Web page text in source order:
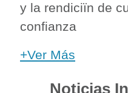
y la rendiciïn de
confianza
+Ver Más
Noticias